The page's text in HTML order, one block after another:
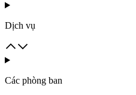
Dịch vụ
Các phòng ban